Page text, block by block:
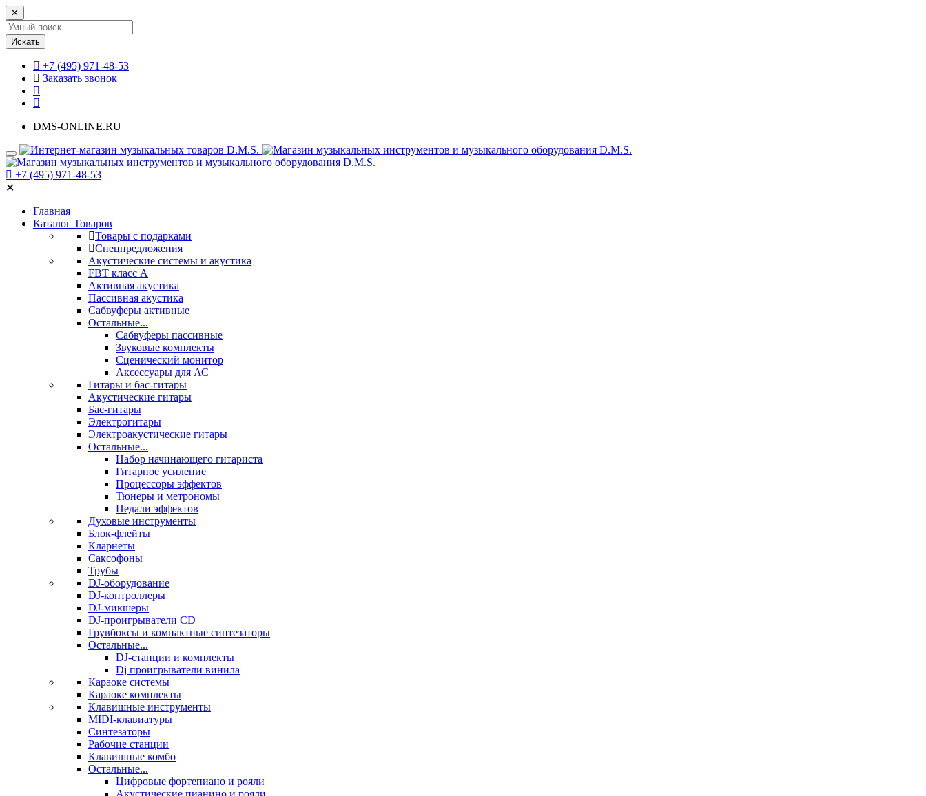
✕
Искать
+7 (495) 971-48-53
Заказать звонок
DMS-ONLINE.RU
+7 (495) 971-48-53
✕
Главная
Каталог Товаров
Товары с подарками
Спецпредложения
Акустические системы и акустика
FBT класс А
Активная акустика
Пассивная акустика
Сабвуферы активные
Остальные...
Сабвуферы пассивные
Звуковые комплекты
Сценический монитор
Аксессуары для АС
Гитары и бас-гитары
Акустические гитары
Бас-гитары
Электрогитары
Электроакустические гитары
Остальные...
Набор начинающего гитариста
Гитарное усиление
Процессоры эффектов
Тюнеры и метрономы
Педали эффектов
Духовые инструменты
Блок-флейты
Кларнеты
Саксофоны
Трубы
DJ-оборудование
DJ-контроллеры
DJ-микшеры
DJ-проигрыватели CD
Грувбоксы и компактные синтезаторы
Остальные...
DJ-станции и комплекты
Dj проигрыватели винила
Караоке системы
Караоке комплекты
Клавишные инструменты
MIDI-клавиатуры
Синтезаторы
Рабочие станции
Клавишные комбо
Остальные...
Цифровые фортепиано и рояли
Акустические пианино и рояли